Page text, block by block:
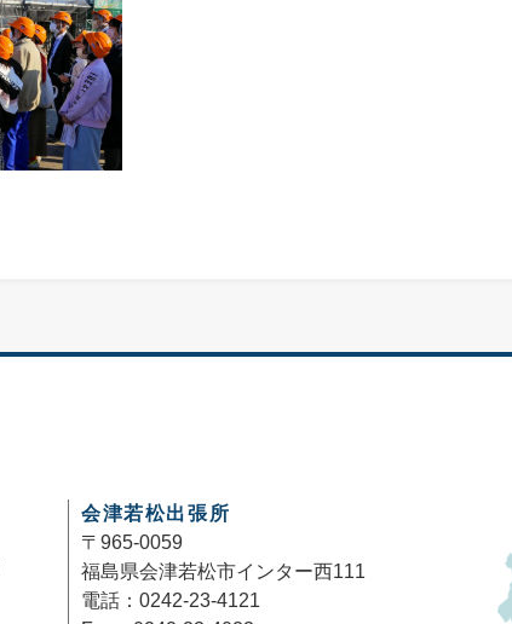
会津若松出張所
〒965-0059
福島県会津若松市インター西111
電話：0242-23-4121